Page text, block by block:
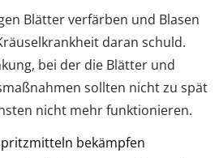
Blätter verfärben und Blasen
daran schuld.
bei der die Blätter und
sollten nicht zu spät
nicht mehr funktionieren.
bekämpfen